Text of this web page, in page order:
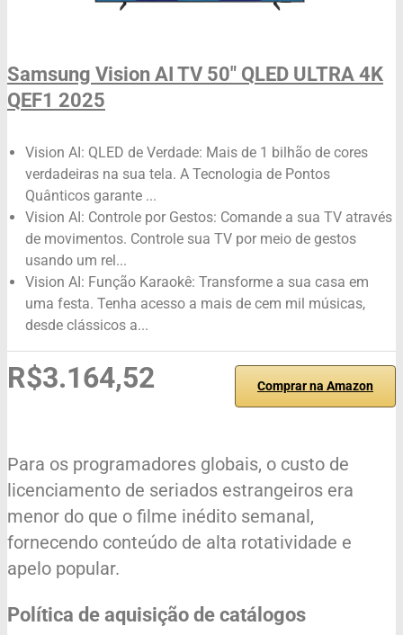
Samsung Vision AI TV 50" QLED ULTRA 4K
QEF1 2025
Vision AI: QLED de Verdade: Mais de 1 bilhão de cores
verdadeiras na sua tela. A Tecnologia de Pontos
Quânticos garante ...
Vision AI: Controle por Gestos: Comande a sua TV através
de movimentos. Controle sua TV por meio de gestos
usando um rel...
Vision AI: Função Karaokê: Transforme a sua casa em
uma festa. Tenha acesso a mais de cem mil músicas,
desde clássicos a...
R$3.164,52 Comprar na Amazon
Para os programadores globais, o custo de
licenciamento de seriados estrangeiros era
menor do que o filme inédito semanal,
fornecendo conteúdo de alta rotatividade e
apelo popular.
Política de aquisição de catálogos